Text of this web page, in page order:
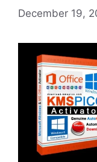
December 19,